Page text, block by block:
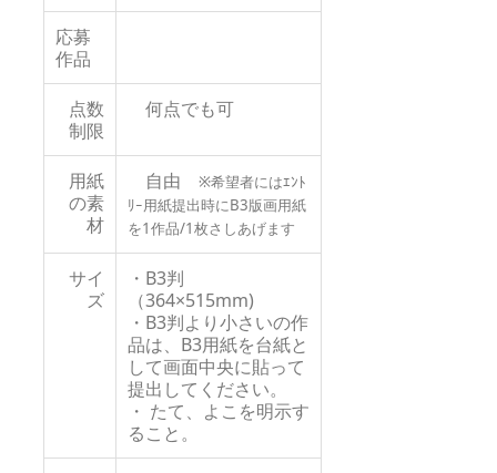
応募
作品
点数
制限
何点でも可
用紙
の素
材
自由
※希望者にはｴﾝﾄ
ﾘｰ用紙提出時にB3版画用紙
を1作品/1枚さしあげます
サイ
ズ
・B3判
（364×515mm)
・B3判より小さいの作
品は、B3用紙を台紙と
して画面中央に貼って
提出してください。
・ たて、よこを明示す
ること。